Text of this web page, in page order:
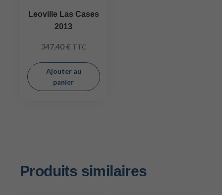
Leoville Las Cases
2013
347,40 € TTC
Ajouter au
panier
Produits similaires